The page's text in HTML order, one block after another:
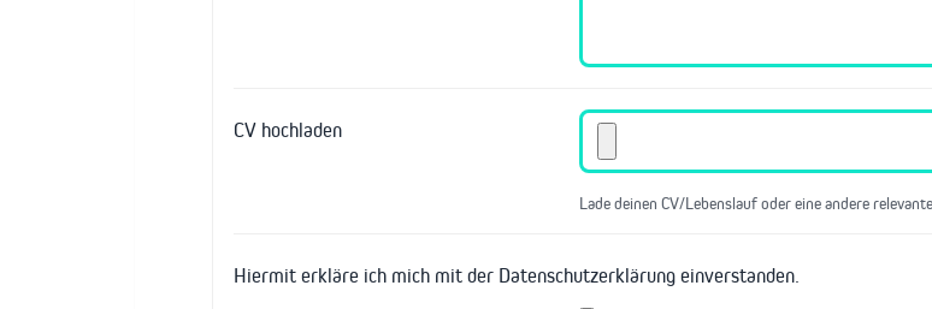
CV hochladen
Lade deinen CV/Lebenslauf oder eine andere
Hiermit erkläre ich mich mit der Datenschutzerklärung einverstanden.